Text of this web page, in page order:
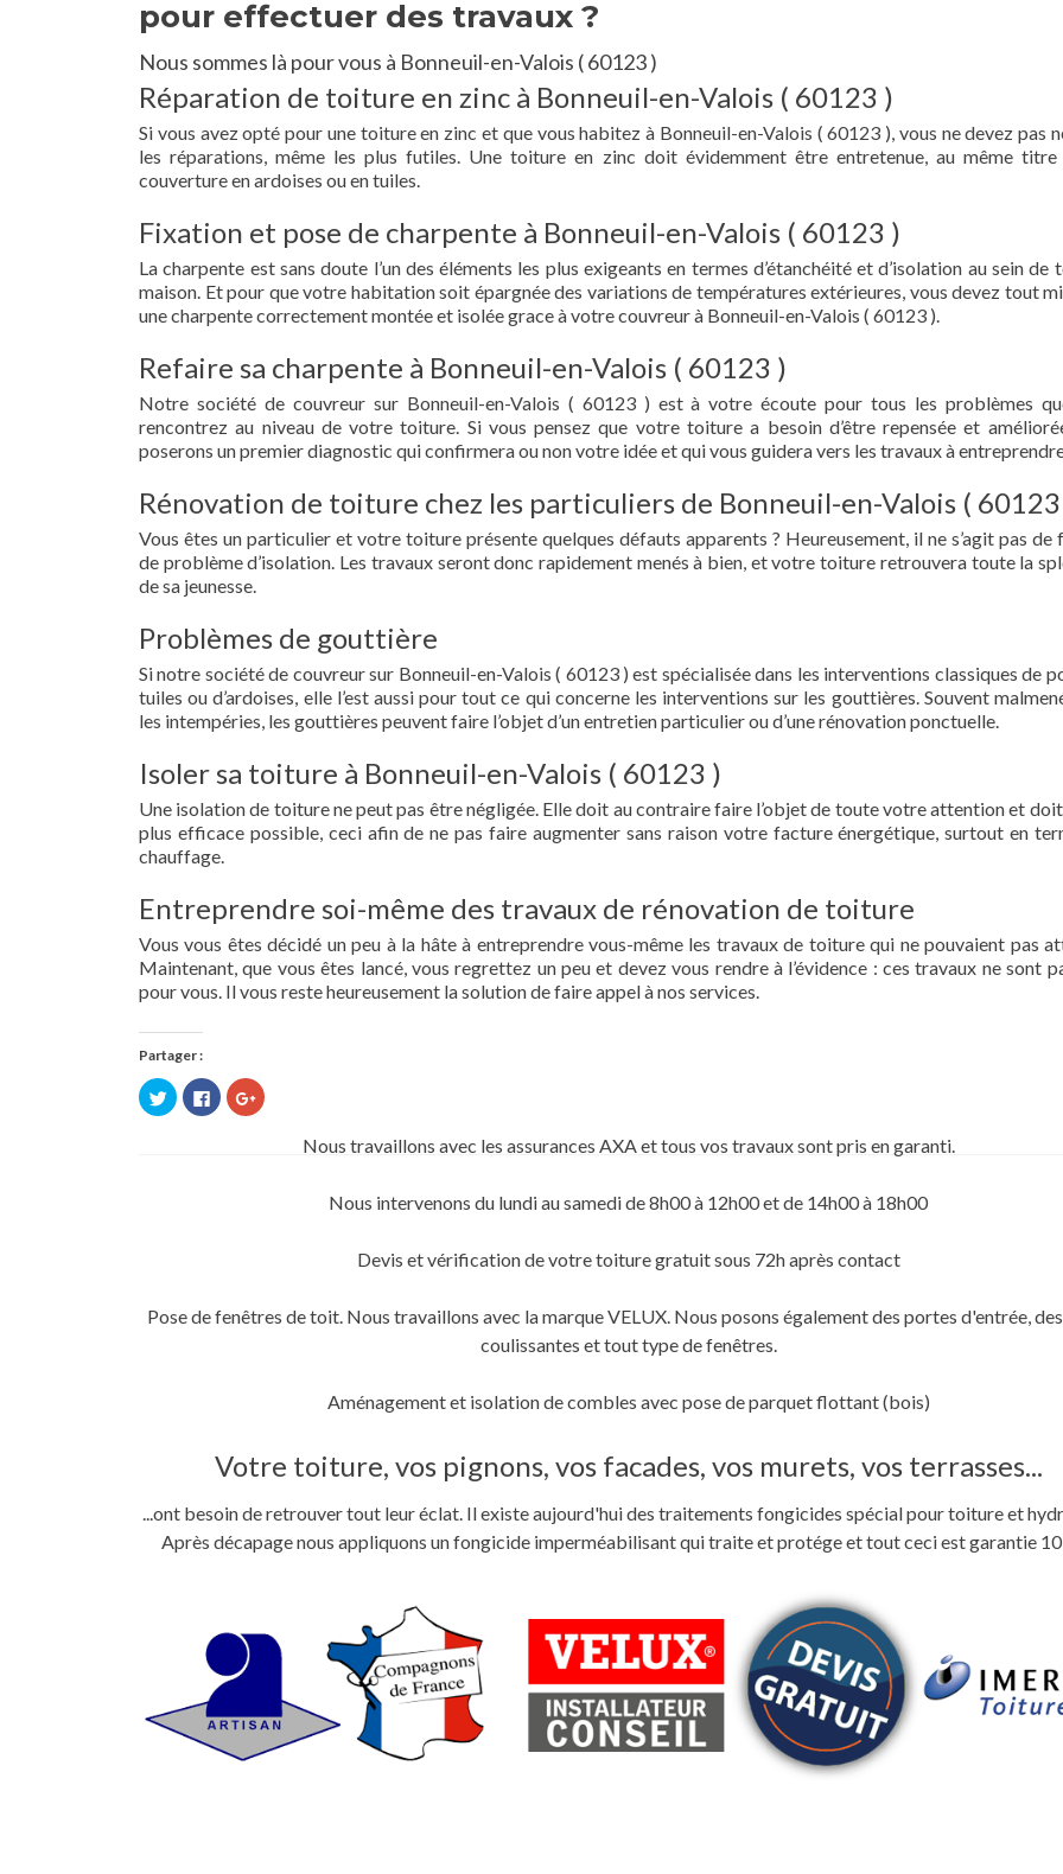
pour effectuer des travaux ?
Nous sommes là pour vous à Bonneuil-en-Valois ( 60123 )
Réparation de toiture en zinc à Bonneuil-en-Valois ( 60123 )
Si vous avez opté pour une toiture en zinc et que vous habitez à Bonneuil-en-Valois ( 60123 ), vous ne devez pas
les réparations, même les plus futiles. Une toiture en zinc doit évidemment être entretenue, au même titre
couverture en ardoises ou en tuiles.
Fixation et pose de charpente à Bonneuil-en-Valois ( 60123 )
La charpente est sans doute l’un des éléments les plus exigeants en termes d’étanchéité et d’isolation au sein de
maison. Et pour que votre habitation soit épargnée des variations de températures extérieures, vous devez tout
une charpente correctement montée et isolée grace à votre couvreur à Bonneuil-en-Valois ( 60123 ).
Refaire sa charpente à Bonneuil-en-Valois ( 60123 )
Notre société de couvreur sur Bonneuil-en-Valois ( 60123 ) est à votre écoute pour tous les problèmes
rencontrez au niveau de votre toiture. Si vous pensez que votre toiture a besoin d’être repensée et
poserons un premier diagnostic qui confirmera ou non votre idée et qui vous guidera vers les travaux à
Rénovation de toiture chez les particuliers de Bonneuil-en-Valois (
Vous êtes un particulier et votre toiture présente quelques défauts apparents ? Heureusement, il ne s’agit pas de
de problème d’isolation. Les travaux seront donc rapidement menés à bien, et votre toiture retrouvera toute la
de sa jeunesse.
Problèmes de gouttière
Si notre société de couvreur sur Bonneuil-en-Valois ( 60123 ) est spécialisée dans les interventions classiques de
tuiles ou d’ardoises, elle l’est aussi pour tout ce qui concerne les interventions sur les gouttières. Souvent
les intempéries, les gouttières peuvent faire l’objet d’un entretien particulier ou d’une rénovation ponctuelle.
Isoler sa toiture à Bonneuil-en-Valois ( 60123 )
Une isolation de toiture ne peut pas être négligée. Elle doit au contraire faire l’objet de toute votre attention et
plus efficace possible, ceci afin de ne pas faire augmenter sans raison votre facture énergétique, surtout en
chauffage.
Entreprendre soi-même des travaux de rénovation de toiture
Vous vous êtes décidé un peu à la hâte à entreprendre vous-même les travaux de toiture qui ne pouvaient pas
Maintenant, que vous êtes lancé, vous regrettez un peu et devez vous rendre à l’évidence : ces travaux ne sont
pour vous. Il vous reste heureusement la solution de faire appel à nos services.
Partager :
Cliquez
pour
partager
Cliquez
pour
partager
Facebook(ouvre
Cliquez
pour
Google+Nous travaillons avec les assurances AXA et tous vos travaux sont pris en garanti.
Nous intervenons du lundi au samedi de 8h00 à 12h00 et de 14h00 à 18h00
Devis et vérification de votre toiture gratuit sous 72h après contact
Pose de fenêtres de toit. Nous travaillons avec la marque VELUX. Nous posons également des portes d'entrée,
coulissantes et tout type de fenêtres.
Aménagement et isolation de combles avec pose de parquet flottant (bois)
Votre toiture, vos pignons, vos facades, vos murets, vos terrasses...
...ont besoin de retrouver tout leur éclat. Il existe aujourd'hui des traitements fongicides spécial pour toiture et
Après décapage nous appliquons un fongicide imperméabilisant qui traite et protége et tout ceci est garantie 10